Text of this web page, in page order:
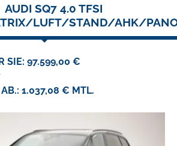
AUDI SQ7 4.0 TFSI
LUFT/STAND/AHK/
SIE: 97.599,00 €
1.037,08 € MTL.